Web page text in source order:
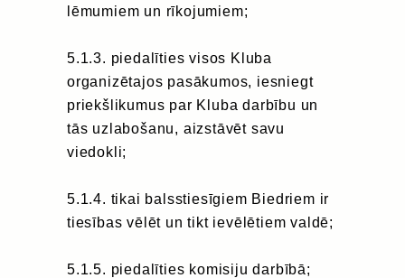
lēmumiem un rīkojumiem;
5.1.3. piedalīties visos Kluba
organizētajos pasākumos, iesniegt
priekšlikumus par Kluba darbību un
tās uzlabošanu, aizstāvēt savu
viedokli;
5.1.4. tikai balsstiesīgiem Biedriem ir
tiesības vēlēt un tikt ievēlētiem valdē;
5.1.5. piedalīties komisiju darbībā;